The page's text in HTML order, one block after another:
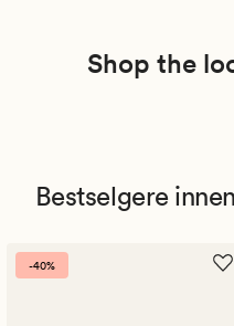
Shop the
Bestselgere
-40%